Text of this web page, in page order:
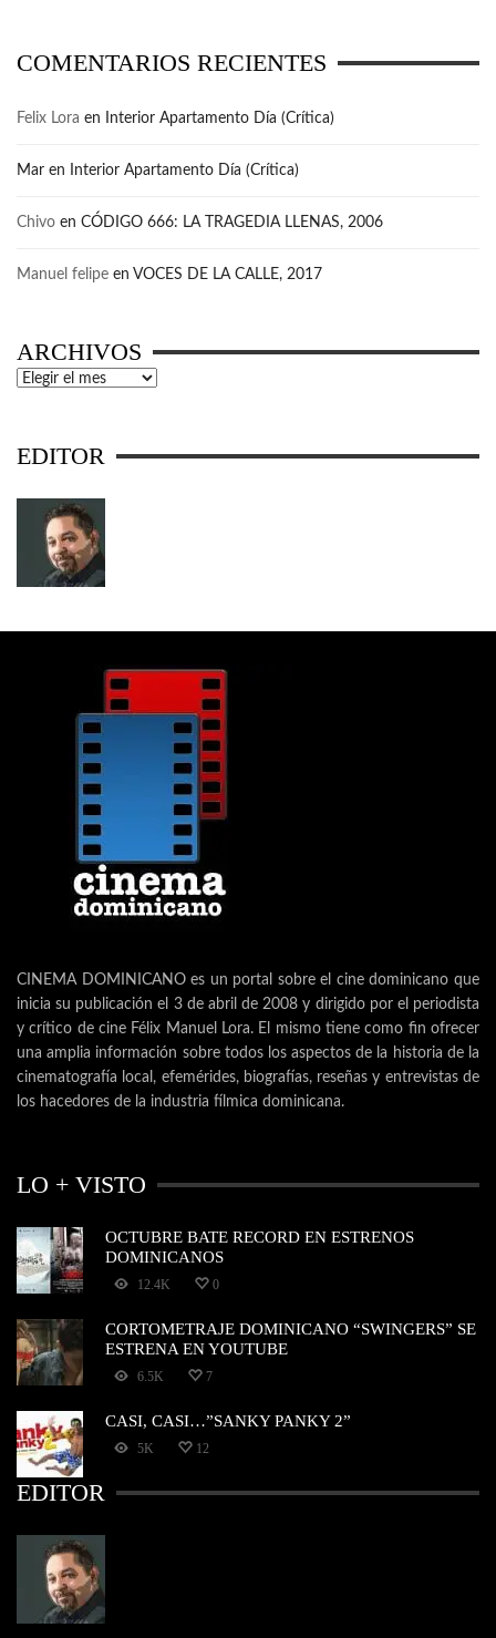
COMENTARIOS RECIENTES
Felix Lora en Interior Apartamento Día (Crítica)
Mar en Interior Apartamento Día (Crítica)
Chivo en CÓDIGO 666: LA TRAGEDIA LLENAS, 2006
Manuel felipe en VOCES DE LA CALLE, 2017
ARCHIVOS
Archivos
EDITOR
CINEMA DOMINICANO es un portal sobre el cine dominicano que
inicia su publicación el 3 de abril de 2008 y dirigido por el periodista
y crítico de cine Félix Manuel Lora. El mismo tiene como fin ofrecer
una amplia información sobre todos los aspectos de la historia de la
cinematografía local, efemérides, biografías, reseñas y entrevistas de
los hacedores de la industria fílmica dominicana.
LO + VISTO
OCTUBRE BATE RECORD EN ESTRENOS
DOMINICANOS
12.4K 0
CORTOMETRAJE DOMINICANO “SWINGERS” SE
ESTRENA EN YOUTUBE
6.5K 7
CASI, CASI…”SANKY PANKY 2”
5K 12
EDITOR